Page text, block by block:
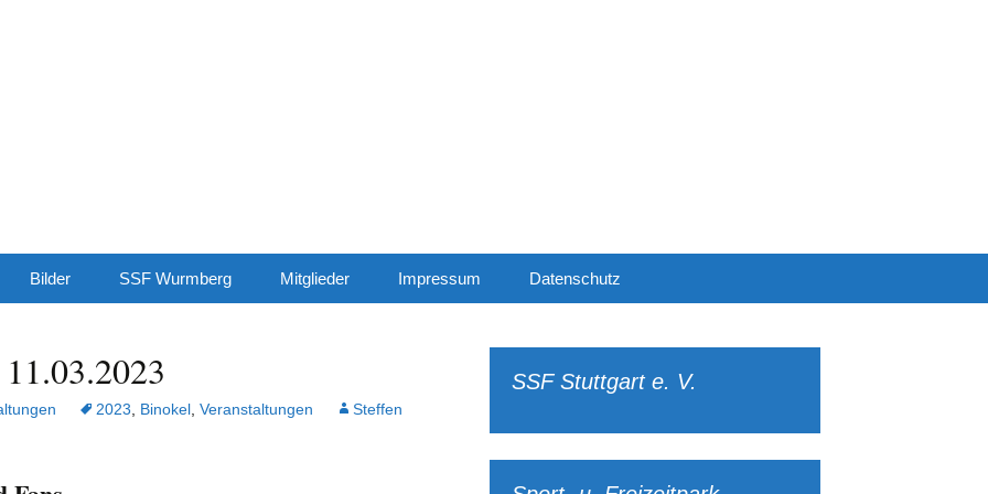
Bilder SSF Wurmberg Mitglieder Impressum Datenschutz
2023 Binokel Veranstaltungen Steffen
SSF Stuttgart e. V.